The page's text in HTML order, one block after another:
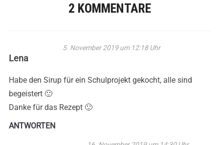
2 KOMMENTARE
Lena
5. November 2019 um 12:18 Uhr
Habe den Sirup für ein Schulprojekt gekocht, alle sind
begeistert 🙂
Danke für das Rezept 🙂
ANTWORTEN